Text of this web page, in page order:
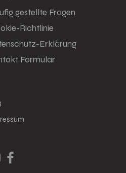
gestellte Fragen
Richtlinie
Erklärung
Formular